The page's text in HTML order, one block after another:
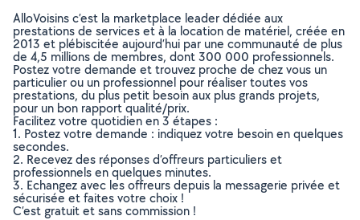
AlloVoisins c’est la marketplace leader dédiée aux
prestations de services et à la location de matériel, créée en
2013 et plébiscitée aujourd’hui par une communauté de plus
de 4,5 millions de membres, dont 300 000 professionnels.
Postez votre demande et trouvez proche de chez vous un
particulier ou un professionnel pour réaliser toutes vos
prestations, du plus petit besoin aux plus grands projets,
pour un bon rapport qualité/prix.
Facilitez votre quotidien en 3 étapes :
1. Postez votre demande : indiquez votre besoin en quelques
secondes.
2. Recevez des réponses d’offreurs particuliers et
professionnels en quelques minutes.
3. Echangez avec les offreurs depuis la messagerie privée et
sécurisée et faites votre choix !
C’est gratuit et sans commission !